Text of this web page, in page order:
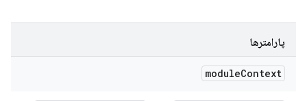
پارامترها
moduleContext